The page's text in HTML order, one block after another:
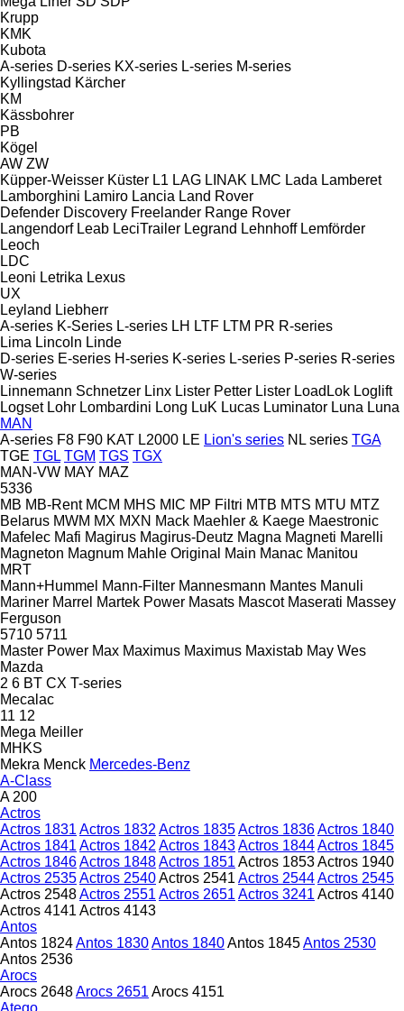
Krupp
KMK
Kubota
A-series D-series KX-series L-series M-series
Kyllingstad Kärcher
KM
Kässbohrer
PB
Kögel
AW ZW
Küpper-Weisser Küster L1 LAG LINAK LMC Lada Lamberet
Lamborghini Lamiro Lancia Land Rover
Defender Discovery Freelander Range Rover
Langendorf Leab LeciTrailer Legrand Lehnhoff Lemförder
Leoch
LDC
Leoni Letrika Lexus
UX
Leyland Liebherr
A-series K-Series L-series LH LTF LTM PR R-series
Lima Lincoln Linde
D-series E-series H-series K-series L-series P-series R-series
W-series
Linnemann Schnetzer Linx Lister Petter Lister LoadLok Loglift
Logset Lohr Lombardini Long LuK Lucas Luminator Luna Luna
MAN
A-series F8 F90 KAT L2000 LE Lion's series NL series TGA
TGE TGL TGM TGS TGX
MAN-VW MAY MAZ
5336
MB MB-Rent MCM MHS MIC MP Filtri MTB MTS MTU MTZ
Belarus MWM MX MXN Mack Maehler & Kaege Maestronic
Mafelec Mafi Magirus Magirus-Deutz Magna Magneti Marelli
Magneton Magnum Mahle Original Main Manac Manitou
MRT
Mann+Hummel Mann-Filter Mannesmann Mantes Manuli
Mariner Marrel Martek Power Masats Mascot Maserati Massey
Ferguson
5710 5711
Master Power Max Maximus Maximus Maxistab May Wes
Mazda
2 6 BT CX T-series
Mecalac
11 12
Mega Meiller
MHKS
Mekra Menck Mercedes-Benz
A-Class
A 200
Actros
Actros 1831 Actros 1832 Actros 1835Actros 1836Actros 1840
Actros 1841 Actros 1842 Actros 1843Actros 1844Actros 1845
Actros 1846Actros 1848Actros 1851 Actros 1853Actros 1940
Actros 2535Actros 2540Actros 2541 Actros 2544Actros 2545
Actros 2548Actros 2551 Actros 2651 Actros 3241 Actros 4140
Actros 4141 Actros 4143
Antos
Antos 1824Antos 1830Antos 1840Antos 1845Antos 2530
Antos 2536
Arocs
Arocs 2648Arocs 2651 Arocs 4151
Atego